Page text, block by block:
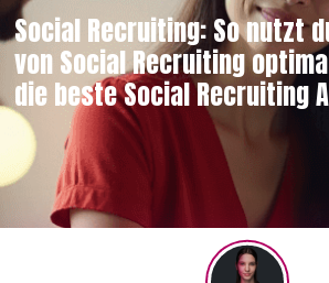
Social Recruiting: So nutzt
von Social Recruiting
die beste Social Recruiting